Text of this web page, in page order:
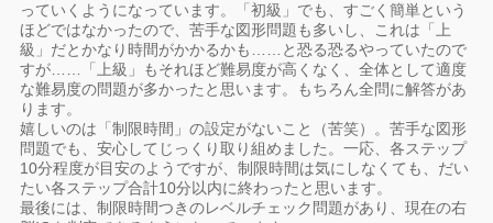
っていくようになっています。「初級」でも、すごく簡単という
ほどではなかったので、苦手な図形問題も多いし、これは「上
級」だとかなり時間がかかるかも……と恐る恐るやっていたので
すが……「上級」もそれほど難易度が高くなく、全体として適度
な難易度の問題が多かったと思います。もちろん全問に解答があ
ります。
嬉しいのは「制限時間」の設定がないこと（苦笑）。苦手な図形
問題でも、安心してじっくり取り組めました。一応、各ステップ
10分程度が目安のようですが、制限時間は気にしなくても、だい
たい各ステップ合計10分以内に終わったと思います。
最後には、制限時間つきのレベルチェック問題があり、現在の右